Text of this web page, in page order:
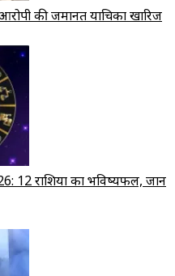
की जमानत याचिका खारिज
12 राशियों का भविष्यफल, जानें